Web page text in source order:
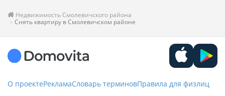
Недвижимость Смолевичского района
Снять квартиру в Смолевичском районе
О проектеРекламаСловарь терминовПравила для физлиц